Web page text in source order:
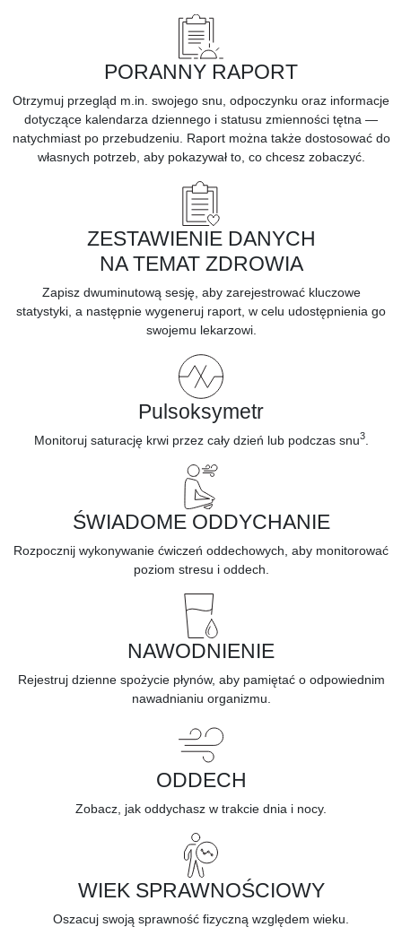
PORANNY RAPORT
Otrzymuj przegląd m.in. swojego snu, odpoczynku oraz informacje
dotyczące kalendarza dziennego i statusu zmienności tętna —
natychmiast po przebudzeniu. Raport można także dostosować do
własnych potrzeb, aby pokazywał to, co chcesz zobaczyć.
ZESTAWIENIE DANYCH
NA TEMAT ZDROWIA
Zapisz dwuminutową sesję, aby zarejestrować kluczowe
statystyki, a następnie wygeneruj raport, w celu udostępnienia go
swojemu lekarzowi.
Pulsoksymetr
Monitoruj saturację krwi przez cały dzień lub podczas snu3.
ŚWIADOME ODDYCHANIE
Rozpocznij wykonywanie ćwiczeń oddechowych, aby monitorować
poziom stresu i oddech.
NAWODNIENIE
Rejestruj dzienne spożycie płynów, aby pamiętać o odpowiednim
nawadnianiu organizmu.
ODDECH
Zobacz, jak oddychasz w trakcie dnia i nocy.
WIEK SPRAWNOŚCIOWY
Oszacuj swoją sprawność fizyczną względem wieku.